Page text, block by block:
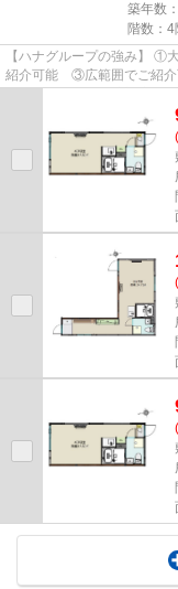
築年数
階数：4
【ハナグループの強み】
紹介可能 ③広範囲でご紹